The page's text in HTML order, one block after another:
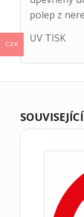
polep z
UV TISK
CZK